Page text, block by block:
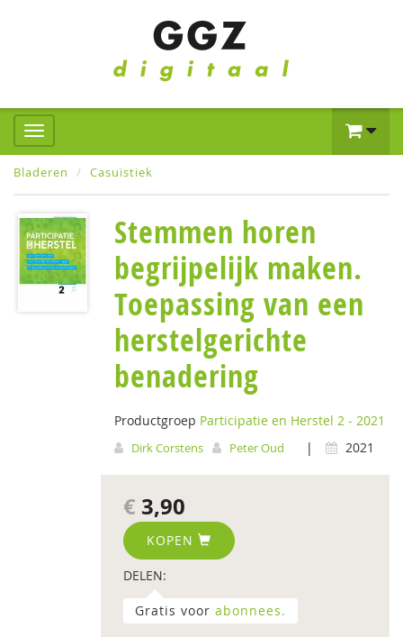
Bladeren Casuïstiek
Stemmen horen
begrijpelijk maken.
Toepassing van een
herstelgerichte
benadering
Productgroep Participatie en Herstel 2 - 2021
Dirk Corstens Peter Oud | 2021
€ 3,90
KOPEN
DELEN:
Gratis voor abonnees.